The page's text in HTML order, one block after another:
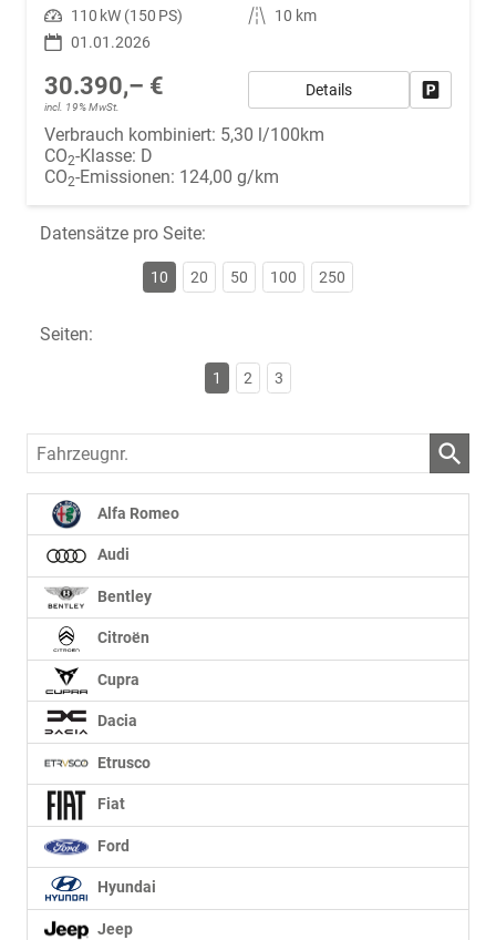
Leistung 110 kW (150 PS) Kilometerstand
10 km
01.01.2026
30.390,– €
incl. 19% MwSt.
Details
Verbrauch kombiniert: 5,30 l/100km
CO2-Klasse: D
CO2-Emissionen: 124,00 g/km
Datensätze pro Seite:
10 20 50 100 250
Seiten:
1 2 3
Fahrzeugnr.
Alfa Romeo
Audi
Bentley
Citroën
Cupra
Dacia
Etrusco
Fiat
Ford
Hyundai
Jeep